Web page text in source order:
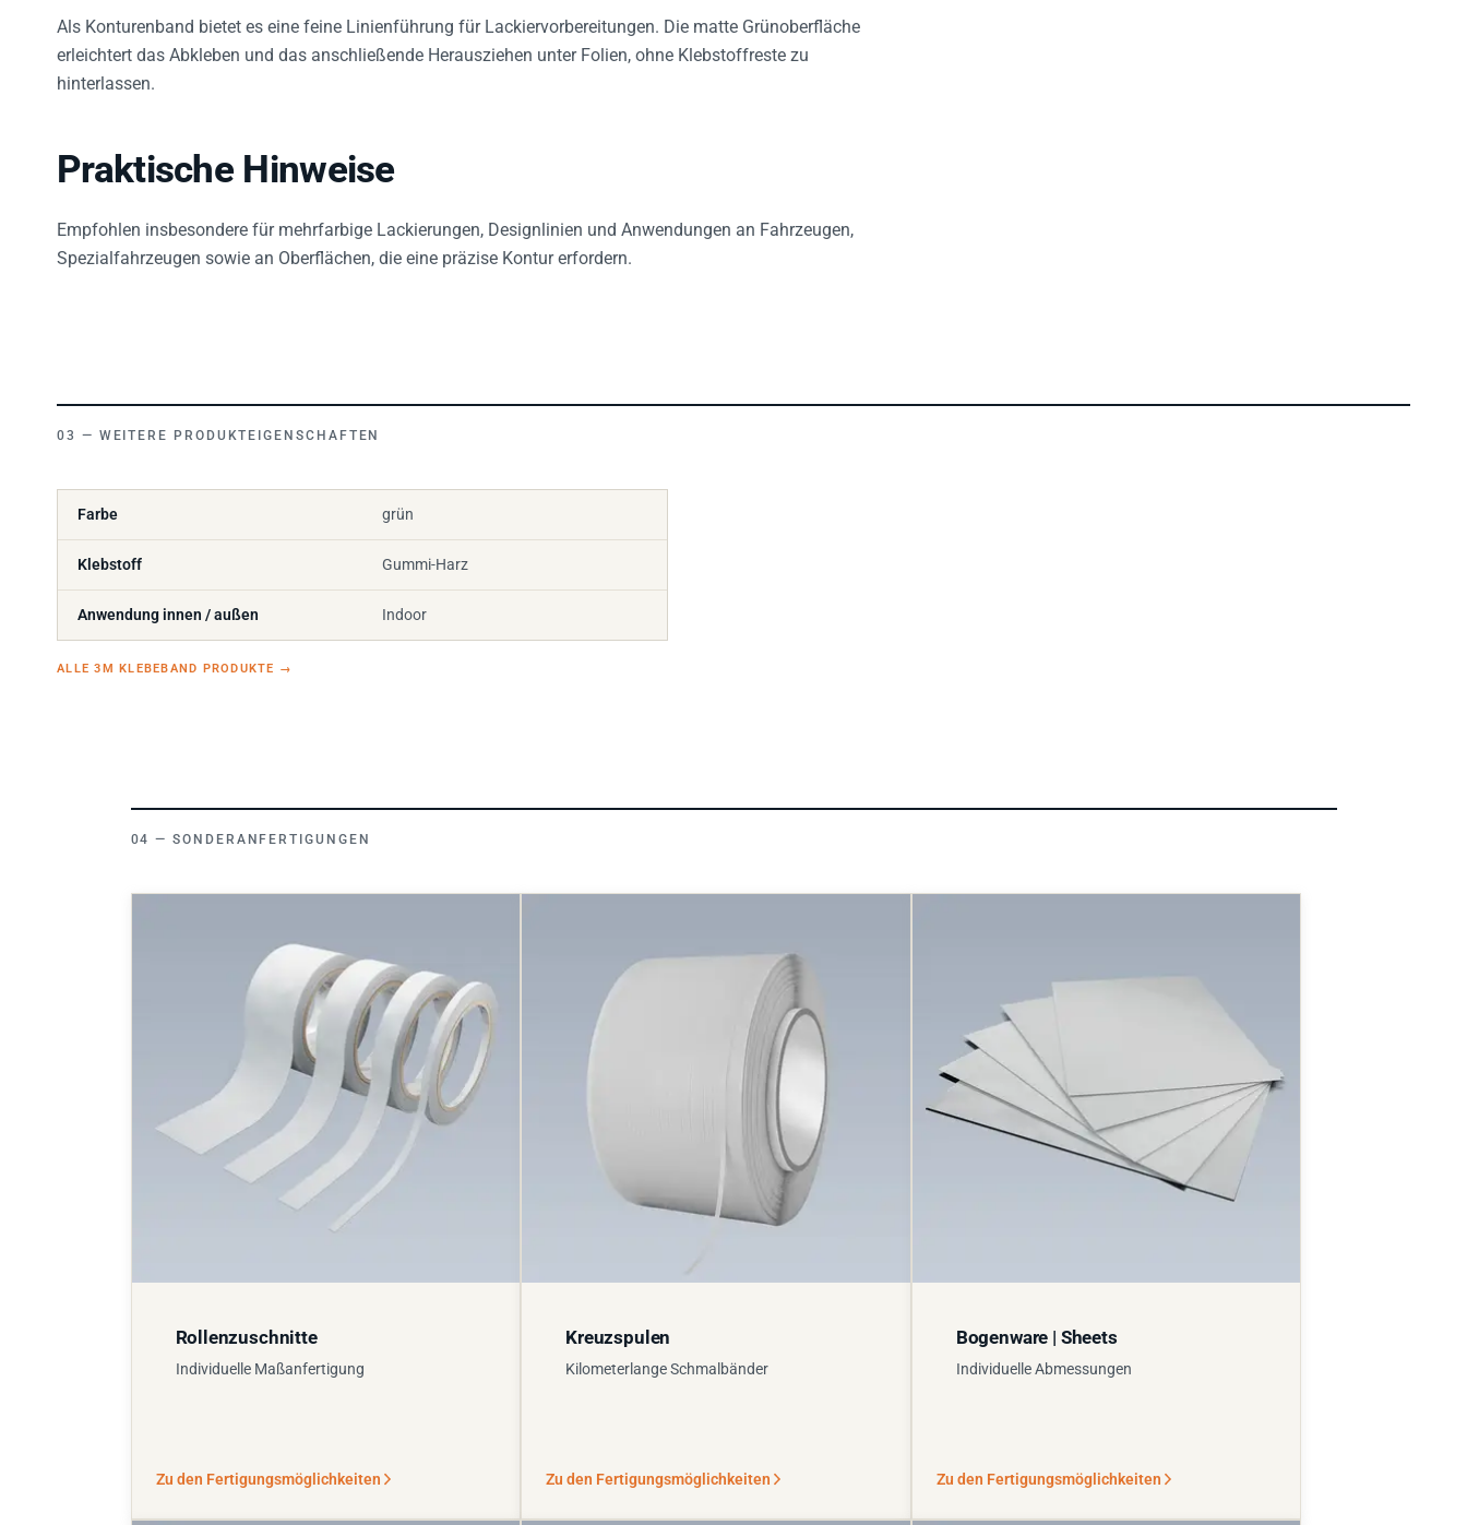
Als Konturenband bietet es eine feine Linienführung für Lackiervorbereitungen. Die matte Grünoberfläche
erleichtert das Abkleben und das anschließende Herausziehen unter Folien, ohne Klebstoffreste zu
hinterlassen.
Praktische Hinweise
Empfohlen insbesondere für mehrfarbige Lackierungen, Designlinien und Anwendungen an Fahrzeugen,
Spezialfahrzeugen sowie an Oberflächen, die eine präzise Kontur erfordern.
WEITERE PRODUKTEIGENSCHAFTEN
Farbe grün
Klebstoff Gummi-Harz
Anwendung innen / außen Indoor
SONDERANFERTIGUNGEN
Rollenzuschnitte
Individuelle Maßanfertigung
Zu den Fertigungsmöglichkeiten
Kreuzspulen
Kilometerlange Schmalbänder
Zu den Fertigungsmöglichkeiten
Bogenware | Sheets
Individuelle Abmessungen
Zu den Fertigungsmöglichkeiten